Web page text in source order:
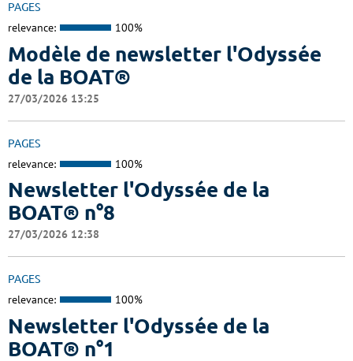
PAGES
relevance: 100%
Modèle de newsletter l'Odyssée
de la BOAT®
27/03/2026 13:25
PAGES
relevance: 100%
Newsletter l'Odyssée de la
BOAT® n°8
27/03/2026 12:38
PAGES
relevance: 100%
Newsletter l'Odyssée de la
BOAT® n°1